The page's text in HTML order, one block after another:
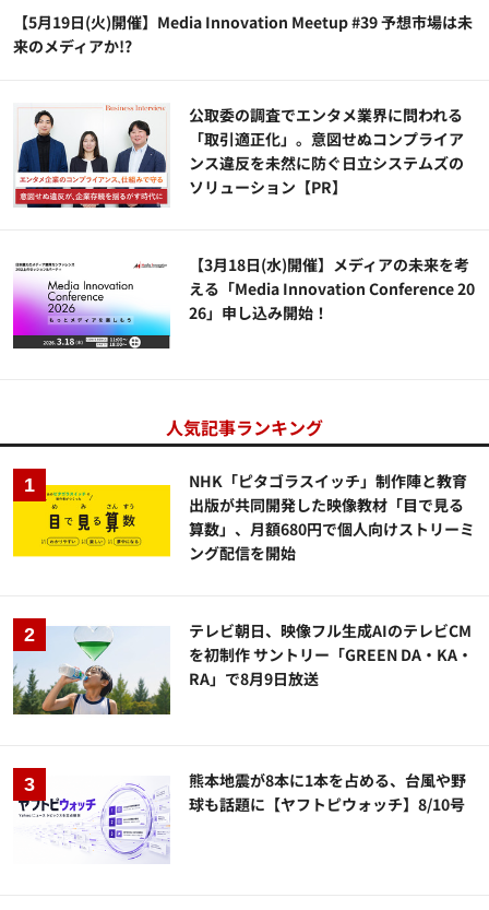
【5月19日(火)開催】Media Innovation Meetup #39 予想市場は未
来のメディアか!?
公​​取委の調査でエンタメ業界に問われる
「取引適正化」。意図せぬコンプライア
ンス違反を未然に防ぐ日立システムズの
ソリューション​【PR】
【3月18日(水)開催】メディアの未来を考
える「Media Innovation Conference 20
26」申し込み開始！
人気記事ランキング
NHK「ピタゴラスイッチ」制作陣と教育
出版が共同開発した映像教材「目で見る
算数」、月額680円で個人向けストリーミ
ング配信を開始
テレビ朝日、映像フル生成AIのテレビCM
を初制作 サントリー「GREEN DA・KA・
RA」で8月9日放送
熊本地震が8本に1本を占める、台風や野
球も話題に【ヤフトピウォッチ】8/10号